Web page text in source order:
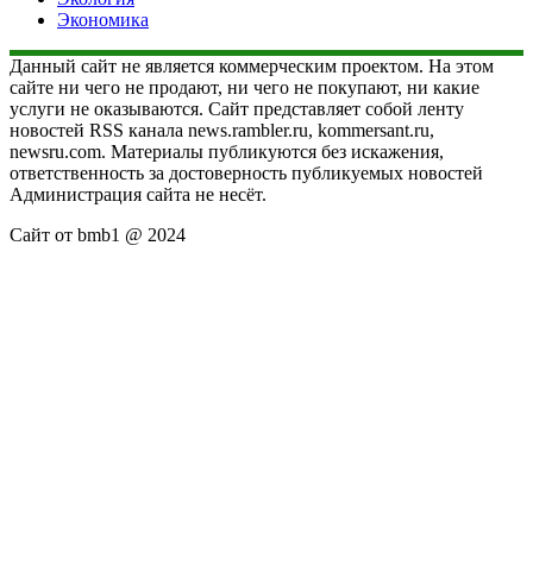
Экономика
Данный сайт не является коммерческим проектом. На этом
сайте ни чего не продают, ни чего не покупают, ни какие
услуги не оказываются. Сайт представляет собой ленту
новостей RSS канала news.rambler.ru, kommersant.ru,
newsru.com. Материалы публикуются без искажения,
ответственность за достоверность публикуемых новостей
Администрация сайта не несёт.
Сайт от bmb1 @ 2024